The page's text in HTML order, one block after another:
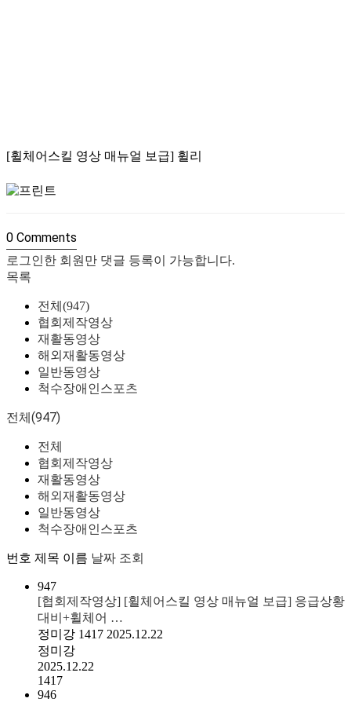
[휠체어스킬 영상 매뉴얼 보급] 휠리
0 Comments
로그인한 회원만 댓글 등록이 가능합니다.
목록
전체(947)
협회제작영상
재활동영상
해외재활동영상
일반동영상
척수장애인스포츠
전체(947)
전체
협회제작영상
재활동영상
해외재활동영상
일반동영상
척수장애인스포츠
번호 제목 이름 날짜 조회
947
[협회제작영상] [휠체어스킬 영상 매뉴얼 보급] 응급상황
대비+휠체어 …
정미강 1417 2025.12.22
정미강
2025.12.22
1417
946